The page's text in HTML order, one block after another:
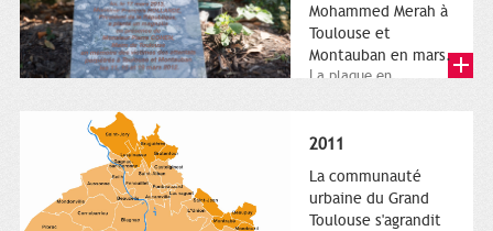
Mohammed Merah à
Toulouse et
Montauban en mars.
La plaque en
Charles-de-Gaulle.
2011
La communauté
urbaine du Grand
Toulouse s'agrandit